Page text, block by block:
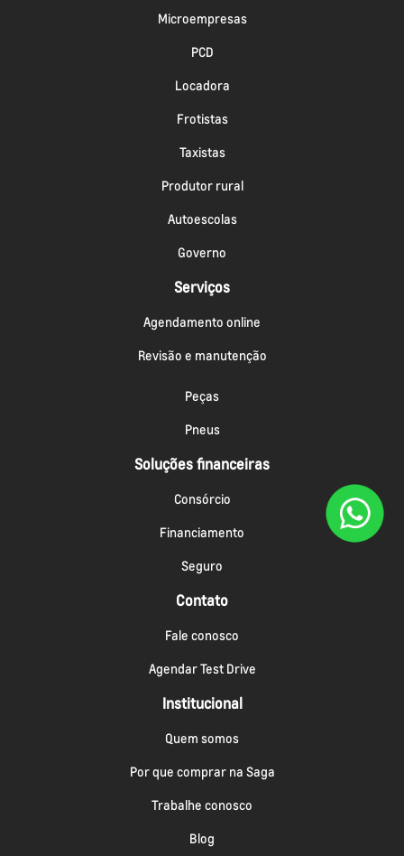
Microempresas
PCD
Locadora
Frotistas
Taxistas
Produtor rural
Autoescolas
Governo
Serviços
Agendamento online
Revisão e manutenção
Peças
Pneus
Soluções financeiras
Consórcio
Financiamento
Seguro
Contato
Fale conosco
Agendar Test Drive
Institucional
Quem somos
Por que comprar na Saga
Trabalhe conosco
Blog